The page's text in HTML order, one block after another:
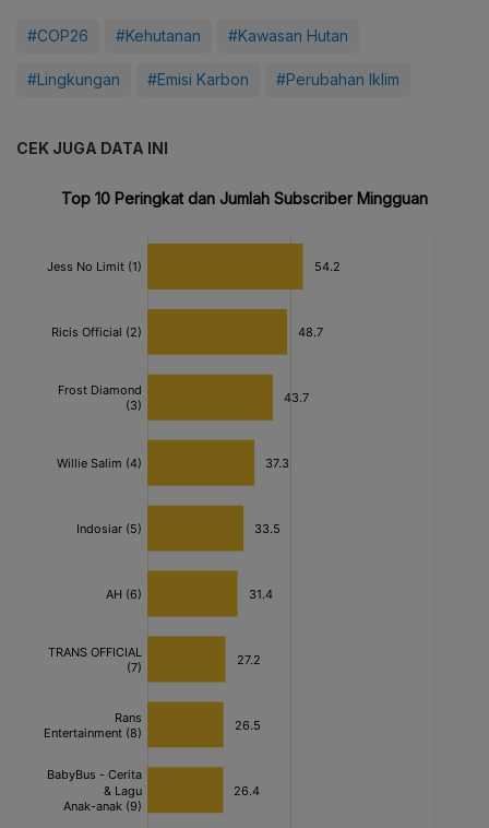
#COP26 #Kehutanan #Kawasan Hutan
#Lingkungan #Emisi Karbon #Perubahan Iklim
CEK JUGA DATA INI